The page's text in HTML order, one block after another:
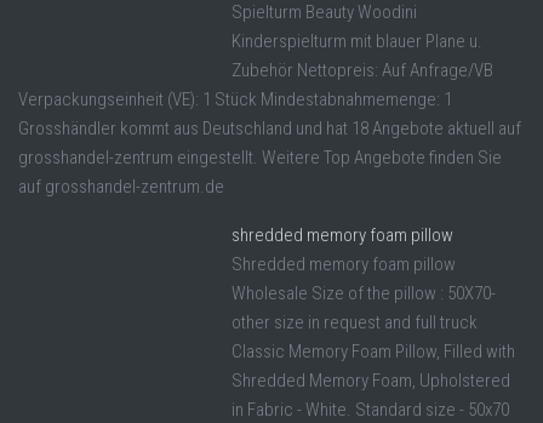
Spielturm Beauty Woodini
Kinderspielturm mit blauer Plane u.
Zubehör Nettopreis: Auf Anfrage/VB
Verpackungseinheit (VE): 1 Stück Mindestabnahmemenge: 1
Grosshändler kommt aus Deutschland und hat 18 Angebote aktuell auf
grosshandel-zentrum eingestellt. Weitere Top Angebote finden Sie
auf grosshandel-zentrum.de
shredded memory foam pillow
Shredded memory foam pillow
Wholesale Size of the pillow : 50X70-
other size in request and full truck
Classic Memory Foam Pillow, Filled with
Shredded Memory Foam, Upholstered
in Fabric - White. Standard size - 50x70